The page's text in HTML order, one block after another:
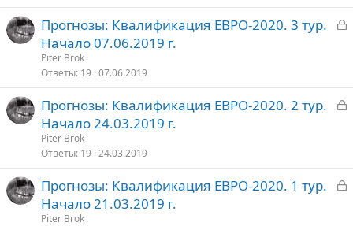
тЗ
т
Прогнозы: Квалификация ЕВРО-2020. 3 тур.
Начало 07.06.2019 г.
Piter Brok
Ответы 19 07.06.2019
З
т
Прогнозы: Квалификация ЕВРО-2020. 2 тур.
Начало 24.03.2019 г.
Piter Brok
Ответы 19 24.03.2019
З
Прогнозы: Квалификация ЕВРО-2020. 1 тур.
Начало 21.03.2019 г.
Piter Brok